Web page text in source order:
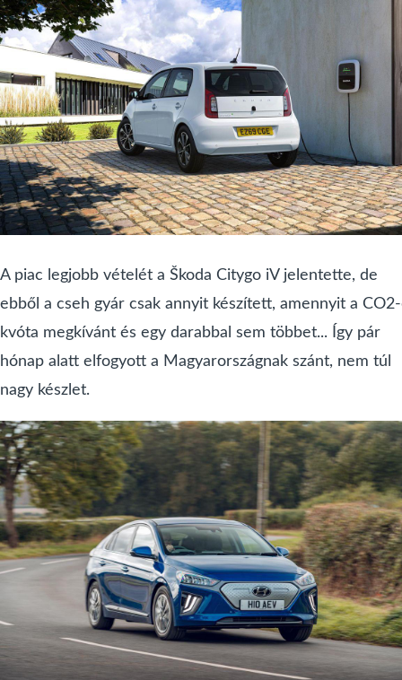
A piac legjobb vételét a Škoda Citygo iV jelentette, de
ebből a cseh gyár csak annyit készített, amennyit a
kvóta megkívánt és egy darabbal sem többet... Így pár
hónap alatt elfogyott a Magyarországnak szánt, nem túl
nagy készlet.